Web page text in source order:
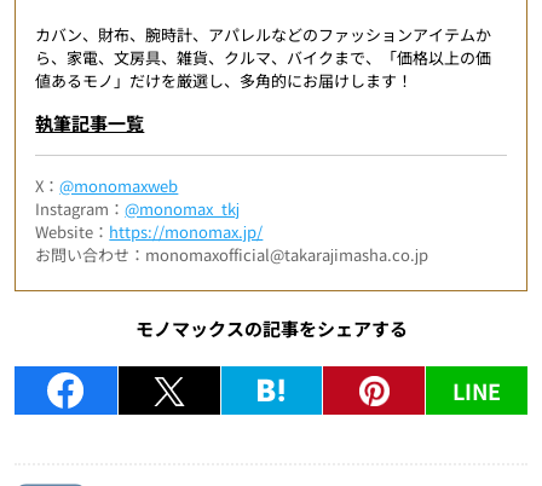
カバン、財布、腕時計、アパレルなどのファッションアイテムか
ら、家電、文房具、雑貨、クルマ、バイクまで、「価格以上の価
値あるモノ」だけを厳選し、多角的にお届けします！
執筆記事一覧
X：@monomaxweb
Instagram：@monomax_tkj
Website： https://monomax.jp/
お問い合わせ：monomaxofficial@takarajimasha.co.jp
モノマックスの記事をシェアする
LINE